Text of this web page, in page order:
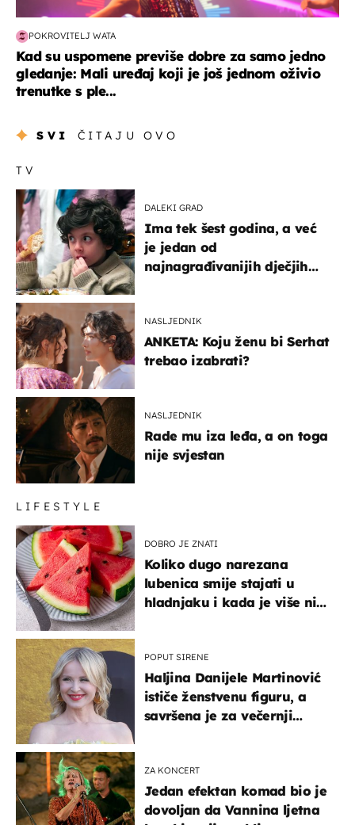
POKROVITELJ WATA
Kad su uspomene previše dobre za samo jedno
gledanje: Mali uređaj koji je još jednom oživio
trenutke s ple...
SVI ČITAJU OVO
TV
DALEKI GRAD
Ima tek šest godina, a već
je jedan od
najnagrađivanijih dječjih
NASLJEDNIK
ANKETA: Koju ženu bi Serhat
trebao izabrati?
NASLJEDNIK
Rade mu iza leđa, a on toga
nije svjestan
LIFESTYLE
DOBRO JE ZNATI
Koliko dugo narezana
lubenica smije stajati u
hladnjaku i kada je više nije
POPUT SIRENE
Haljina Danijele Martinović
ističe ženstvenu figuru, a
savršena je za večernji
ZA KONCERT
Jedan efektan komad bio je
dovoljan da Vannina ljetna